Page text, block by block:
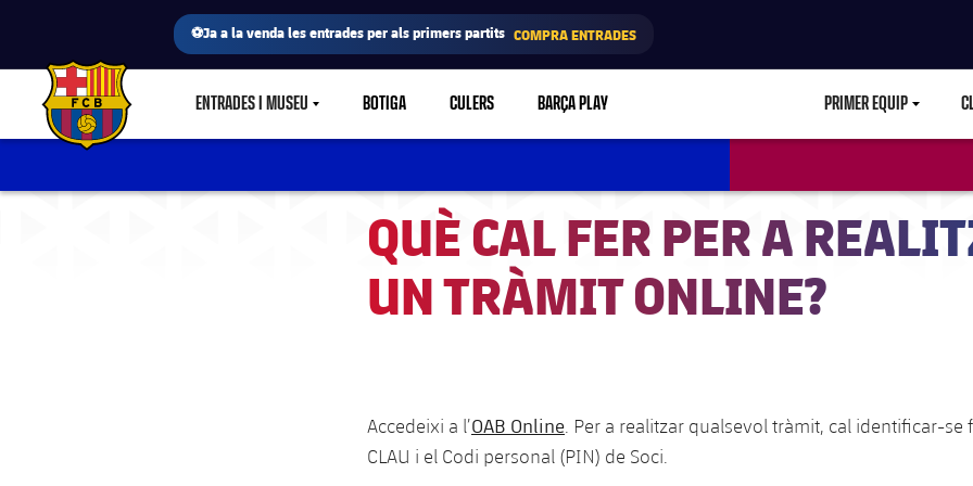
⚽Ja a la venda les entrades per als primers partits COMPRA ENTRADES
FC Barcelona club badge ENTRADES I MUSEULABEL.SHARE.CARETDOWN
BOTIGA CULERS BARÇA PLAY PRIMER EQUIP
QUÈ CAL FER PER A
UN TRÀMIT ONLINE?
Accedeixi a l’OAB Online . Per a realitzar qualsevol tràmit, cal identificar-se
CLAU i el Codi personal (PIN) de Soci.